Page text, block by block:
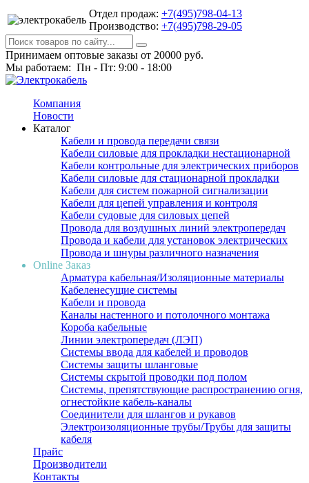
Отдел продаж: +7(495)798-04-13
Производство: +7(495)798-29-05
Принимаем оптовые заказы от 20000 руб.
Мы работаем: Пн - Пт: 9:00 - 18:00
Компания
Новости
Каталог
Кабели и провода передачи связи
Кабели силовые для прокладки нестационарной
Кабели контрольные для электрических приборов
Кабели силовые для стационарной прокладки
Кабели для систем пожарной сигнализации
Кабели для цепей управления и контроля
Кабели судовые для силовых цепей
Провода для воздушных линий электропередач
Провода и кабели для установок электрических
Провода и шнуры различного назначения
Online Заказ
Арматура кабельная/Изоляционные материалы
Кабеленесущие системы
Кабели и провода
Каналы настенного и потолочного монтажа
Короба кабельные
Линии электропередач (ЛЭП)
Системы ввода для кабелей и проводов
Системы защиты шланговые
Системы скрытой проводки под полом
Системы, препятствующие распространению огня,
огнестойкие кабель-каналы
Соединители для шлангов и рукавов
Электроизоляционные трубы/Трубы для защиты
кабеля
Прайс
Производители
Контакты